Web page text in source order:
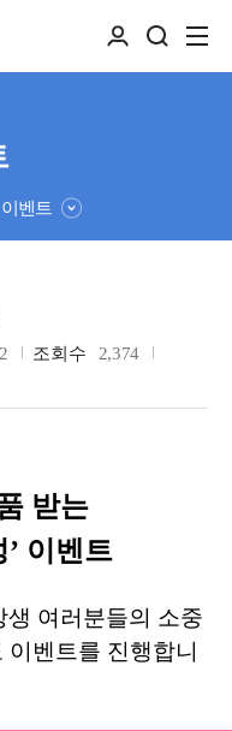
이벤트
조회수
2,374
받는
’ 이벤트
여러분들의 소중
벤트를 진행합니